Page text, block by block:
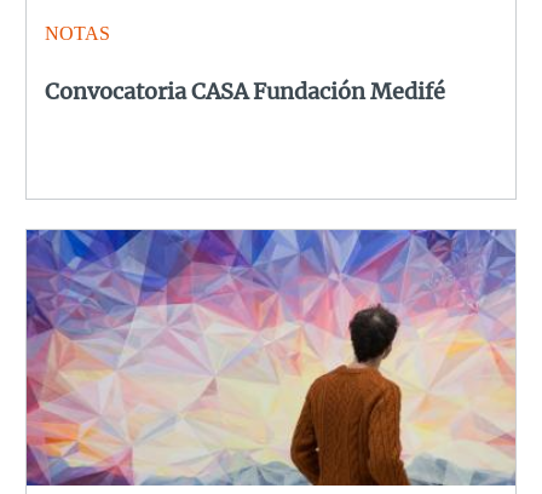
NOTAS
Convocatoria CASA Fundación Medifé